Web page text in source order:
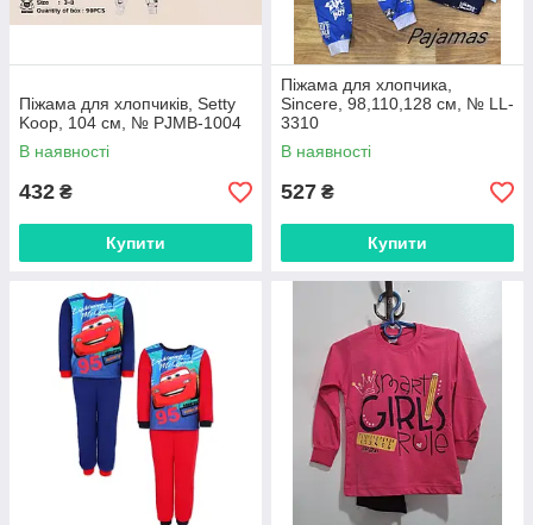
Піжама для хлопчиків, Setty
Koop, 104 см, № PJMВ-1004
В наявності
432 ₴
Купити
Піжама для хлопчика,
Sincere, 98,110,128 см, № LL-
3310
В наявності
527 ₴
Купити